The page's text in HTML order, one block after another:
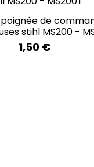
de
stihl MS200 -
1,50 €